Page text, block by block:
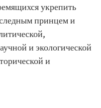
укрепить
принцем и
и экологической
и